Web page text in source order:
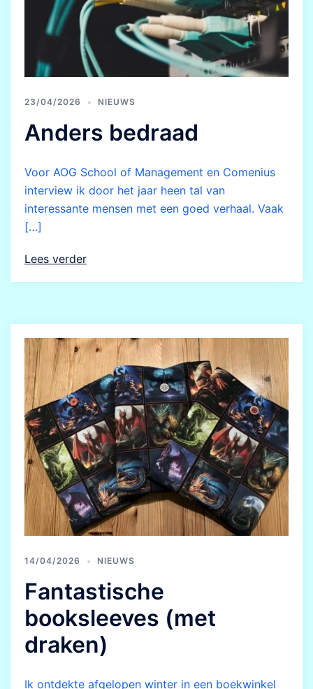
23/04/2026 NIEUWS
Anders bedraad
Voor AOG School of Management en Comenius
interview ik door het jaar heen tal van
interessante mensen met een goed verhaal. Vaak
[…]
Lees verder
14/04/2026 NIEUWS
Fantastische
booksleeves (met
draken)
Ik ontdekte afgelopen winter in een boekwinkel